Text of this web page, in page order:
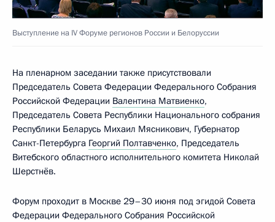
Выступление на IV Форуме регионов России и Белоруссии
На пленарном заседании также присутствовали
Председатель Совета Федерации Федерального Собрания
Российской Федерации Валентина Матвиенко,
Председатель Совета Республики Национального собрания
Республики Беларусь Михаил Мясникович, Губернатор
Санкт-Петербурга Георгий Полтавченко, Председатель
Витебского областного исполнительного комитета Николай
Шерстнёв.
Форум проходит в Москве 29–30 июня под эгидой Совета
Федерации Федерального Собрания Российской